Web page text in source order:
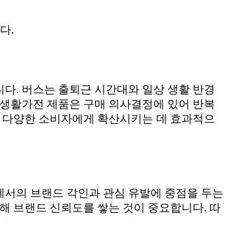
.
. 버스는 출퇴근 시간대와 일상 생활 반경
활가전 제품은 구매 의사결정에 있어 반복
양한 소비자에게 확산시키는 데 효과적으
의 브랜드 각인과 관심 유발에 중점을 두는
브랜드 신뢰도를 쌓는 것이 중요합니다. 따